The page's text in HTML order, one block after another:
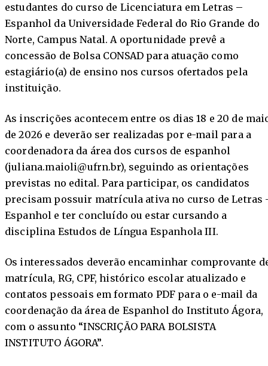
estudantes do curso de Licenciatura em Letras –
Espanhol da Universidade Federal do Rio Grande do
Norte, Campus Natal. A oportunidade prevê a
concessão de Bolsa CONSAD para atuação como
estagiário(a) de ensino nos cursos ofertados pela
instituição.
As inscrições acontecem entre os dias 18 e 20 de
de 2026 e deverão ser realizadas por e-mail para a
coordenadora da área dos cursos de espanhol
(juliana.maioli@ufrn.br), seguindo as orientações
previstas no edital. Para participar, os candidatos
precisam possuir matrícula ativa no curso de Letras
Espanhol e ter concluído ou estar cursando a
disciplina Estudos de Língua Espanhola III.
Os interessados deverão encaminhar comprovante
matrícula, RG, CPF, histórico escolar atualizado e
contatos pessoais em formato PDF para o e-mail da
coordenação da área de Espanhol do Instituto Ágora,
com o assunto “INSCRIÇÃO PARA BOLSISTA
INSTITUTO ÁGORA”.